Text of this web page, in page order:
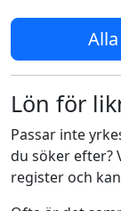
Lön för
Passar inte
du söker efter?
register och